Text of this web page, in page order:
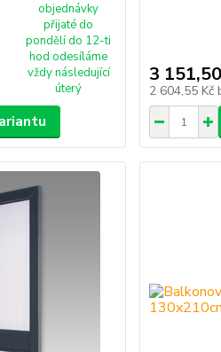
objednávky
přijaté do
pondělí do 12-ti
hod odesíláme
vždy následující
úterý
3
2 604,55 Kč